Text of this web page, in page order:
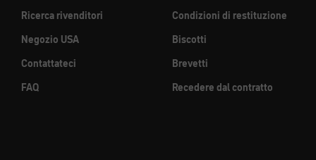
Ricerca rivenditori
Negozio USA
Contattateci
FAQ
Condizioni di restituzione
Biscotti
Brevetti
Recedere dal contratto